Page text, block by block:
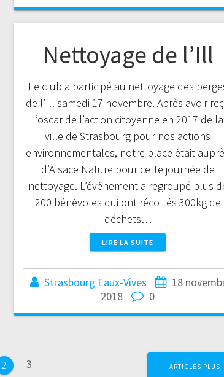
Nettoyage de l’Ill
Le club a participé au nettoyage des
de l’Ill samedi 17 novembre. Après avoir
l’oscar de l’action citoyenne en 2017 de la
ville de Strasbourg pour nos actions
environnementales, notre place était
d’Alsace Nature pour cette journée de
nettoyage. L’événement a regroupé plus
200 bénévoles qui ont récoltés 300kg de
déchets…
LIRE LA SUITE
Strasbourg Eaux-Vives
18
2018
0
Page
2 Page
3
ARTICLES PLUS